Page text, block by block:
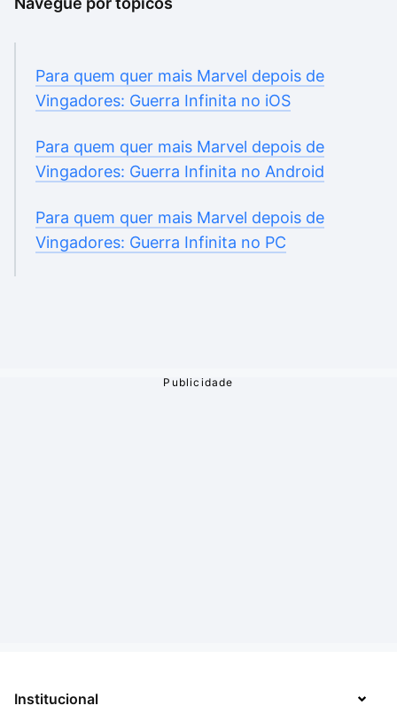
Para quem quer mais Marvel depois de
Vingadores: Guerra Infinita no iOS
Para quem quer mais Marvel depois de
Vingadores: Guerra Infinita no Android
Para quem quer mais Marvel depois de
Vingadores: Guerra Infinita no PC
Institucional